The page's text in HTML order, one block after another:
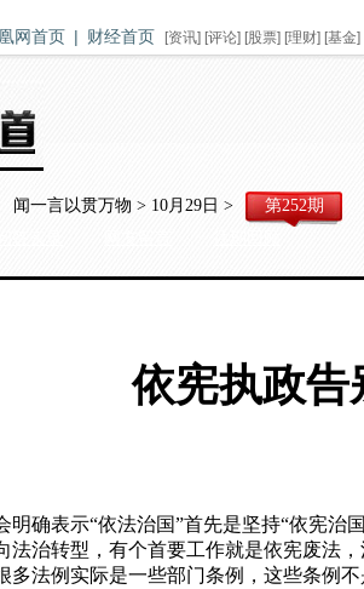
网首页 | 财经首页 [资讯] [评论] [股票] [理财] [基金]
闻一言以贯万物 > 10月29日 >
第252期
依宪执政告
明确表示“依法治国”首先是坚持“依宪治
法治转型，有个首要工作就是依宪废法
多法例实际是一些部门条例，这些条例